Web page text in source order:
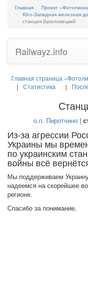
Главная Проект
Юго-Западная железная
станция Брюловецкий
Railwayz.info
Главная страница
Статистика
о.п. Пиротчино |
Из-за агрессии
Украины мы
по украинским
войны всё
Мы поддерживаем
надеемся на скорейшее
регионе.
Спасибо за понимание.